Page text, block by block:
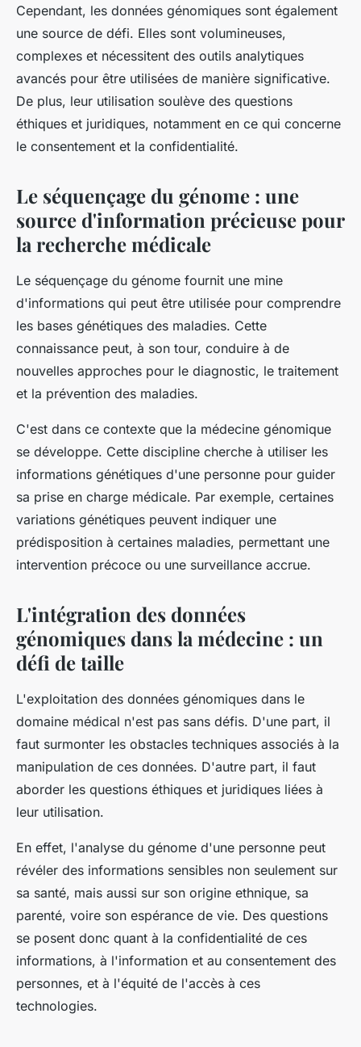
Cependant, les données génomiques sont également
une source de défi. Elles sont volumineuses,
complexes et nécessitent des outils analytiques
avancés pour être utilisées de manière significative.
De plus, leur utilisation soulève des questions
éthiques et juridiques, notamment en ce qui concerne
le consentement et la confidentialité.
Le séquençage du génome : une
source d'information précieuse pour
la recherche médicale
Le séquençage du génome fournit une mine
d'informations qui peut être utilisée pour comprendre
les bases génétiques des maladies. Cette
connaissance peut, à son tour, conduire à de
nouvelles approches pour le diagnostic, le traitement
et la prévention des maladies.
C'est dans ce contexte que la médecine génomique
se développe. Cette discipline cherche à utiliser les
informations génétiques d'une personne pour guider
sa prise en charge médicale. Par exemple, certaines
variations génétiques peuvent indiquer une
prédisposition à certaines maladies, permettant une
intervention précoce ou une surveillance accrue.
L'intégration des données
génomiques dans la médecine : un
défi de taille
L'exploitation des données génomiques dans le
domaine médical n'est pas sans défis. D'une part, il
faut surmonter les obstacles techniques associés à la
manipulation de ces données. D'autre part, il faut
aborder les questions éthiques et juridiques liées à
leur utilisation.
En effet, l'analyse du génome d'une personne peut
révéler des informations sensibles non seulement sur
sa santé, mais aussi sur son origine ethnique, sa
parenté, voire son espérance de vie. Des questions
se posent donc quant à la confidentialité de ces
informations, à l'information et au consentement des
personnes, et à l'équité de l'accès à ces
technologies.